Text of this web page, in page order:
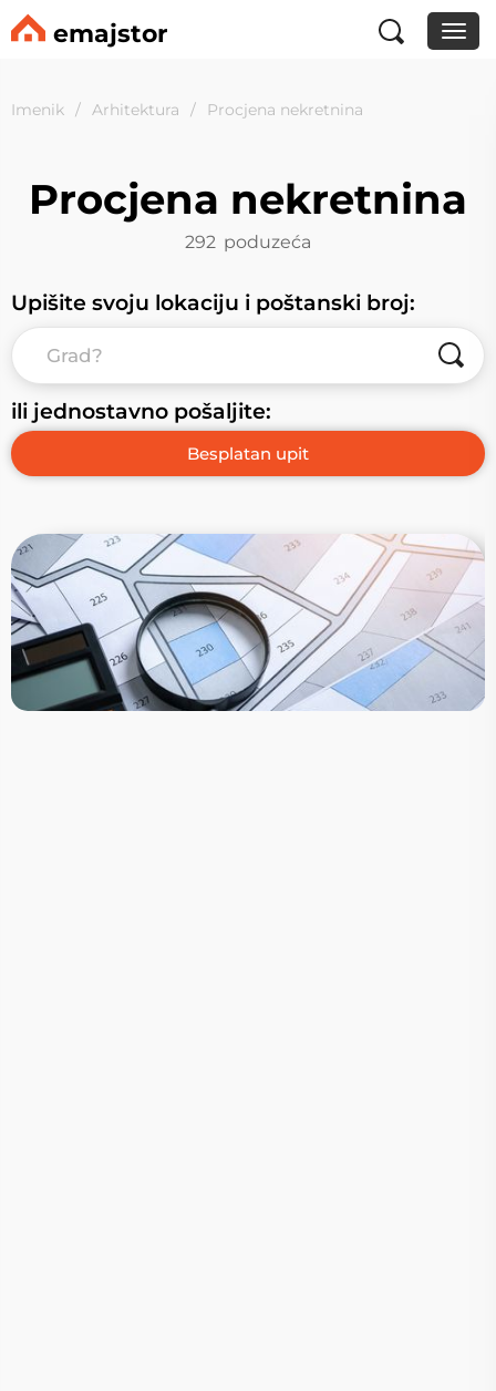
emajstor
Imenik Arhitektura Procjena nekretnina
Procjena nekretnina
292 poduzeća
Upišite svoju lokaciju i poštanski broj:
ili jednostavno pošaljite: